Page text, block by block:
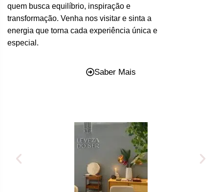
quem busca equilíbrio, inspiração e
transformação. Venha nos visitar e sinta a
energia que torna cada experiência única e
especial.
Saber Mais